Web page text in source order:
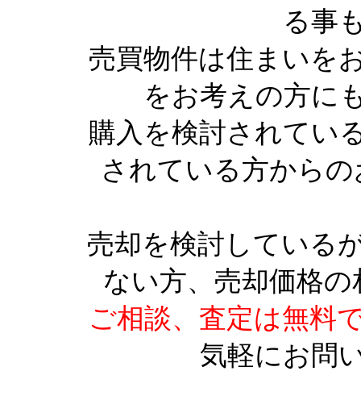
る事
売買物件は住まいを
をお考えの方に
購入を検討されてい
されている方から
売却を検討している
ない方、売却価格
ご相談、査定は無料
気軽にお問